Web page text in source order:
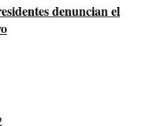
denuncian el